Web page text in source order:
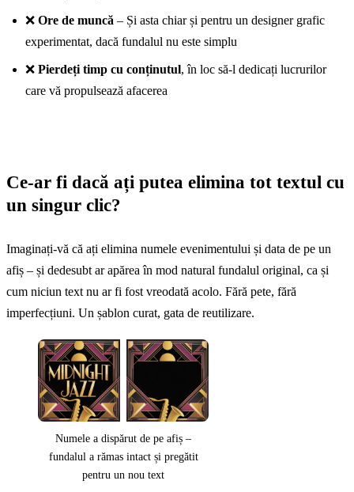
❌ Ore de muncă – Și asta chiar și pentru un designer grafic
experimentat, dacă fundalul nu este simplu
❌ Pierdeți timp cu conținutul, în loc să-l dedicați lucrurilor
care vă propulsează afacerea
Ce-ar fi dacă ați putea elimina tot textul cu
un singur clic?
Imaginați-vă că ați elimina numele evenimentului și data de pe un
afiș – și dedesubt ar apărea în mod natural fundalul original, ca și
cum niciun text nu ar fi fost vreodată acolo. Fără pete, fără
imperfecțiuni. Un șablon curat, gata de reutilizare.
Numele a dispărut de pe afiș –
fundalul a rămas intact și pregătit
pentru un nou text